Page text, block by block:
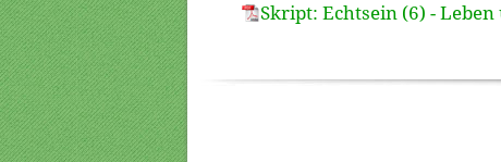
Skript: Echtsein (6) -